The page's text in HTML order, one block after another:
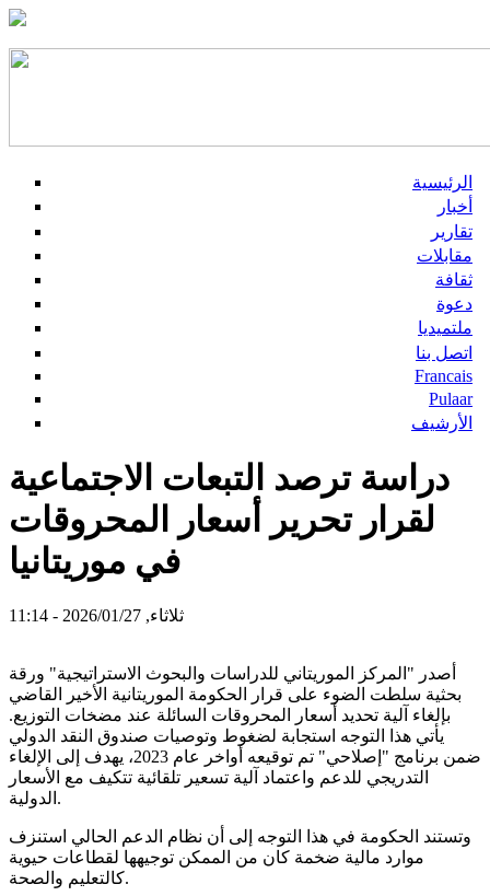
الرئيسية
أخبار
تقارير
مقابلات
ثقافة
دعوة
ملتميديا
اتصل بنا
Francais
Pulaar
الأرشيف
دراسة ترصد التبعات الاجتماعية
لقرار تحرير أسعار المحروقات
في موريتانيا
ثلاثاء, 2026/01/27 - 11:14
أصدر "المركز الموريتاني للدراسات والبحوث الاستراتيجية" ورقة
بحثية سلطت الضوء على قرار الحكومة الموريتانية الأخير القاضي
بإلغاء آلية تحديد أسعار المحروقات السائلة عند مضخات التوزيع.
يأتي هذا التوجه استجابة لضغوط وتوصيات صندوق النقد الدولي
ضمن برنامج "إصلاحي" تم توقيعه أواخر عام 2023، يهدف إلى الإلغاء
التدريجي للدعم واعتماد آلية تسعير تلقائية تتكيف مع الأسعار
الدولية.
وتستند الحكومة في هذا التوجه إلى أن نظام الدعم الحالي استنزف
موارد مالية ضخمة كان من الممكن توجيهها لقطاعات حيوية
كالتعليم والصحة.